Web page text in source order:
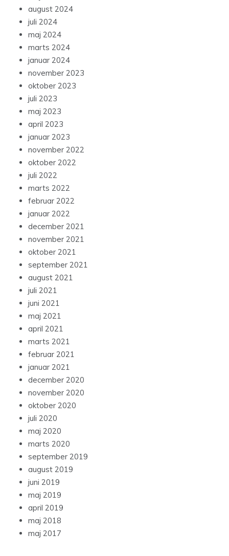
august 2024
juli 2024
maj 2024
marts 2024
januar 2024
november 2023
oktober 2023
juli 2023
maj 2023
april 2023
januar 2023
november 2022
oktober 2022
juli 2022
marts 2022
februar 2022
januar 2022
december 2021
november 2021
oktober 2021
september 2021
august 2021
juli 2021
juni 2021
maj 2021
april 2021
marts 2021
februar 2021
januar 2021
december 2020
november 2020
oktober 2020
juli 2020
maj 2020
marts 2020
september 2019
august 2019
juni 2019
maj 2019
april 2019
maj 2018
maj 2017